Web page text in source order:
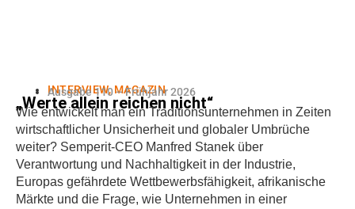
INTERVIEW,MAGAZIN
Ausgabe 110 – Frühjahr 2026
„Werte allein reichen nicht“
Wie entwickelt man ein Traditionsunternehmen in Zeiten
wirtschaftlicher Unsicherheit und globaler Umbrüche
weiter? Semperit-CEO Manfred Stanek über
Verantwortung und Nachhaltigkeit in der Industrie,
Europas gefährdete Wettbewerbsfähigkeit, afrikanische
Märkte und die Frage, wie Unternehmen in einer